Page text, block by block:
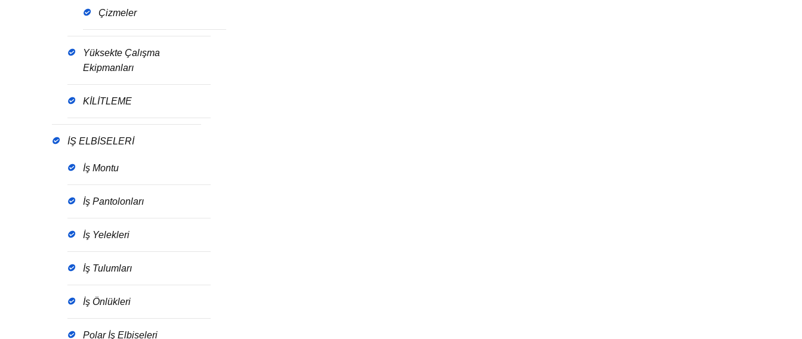
Çizmeler
Yüksekte Çalışma
Ekipmanları
KİLİTLEME
İŞ ELBİSELERİ
İş Montu
İş Pantolonları
İş Yelekleri
İş Tulumları
İş Önlükleri
Polar İş Elbiseleri